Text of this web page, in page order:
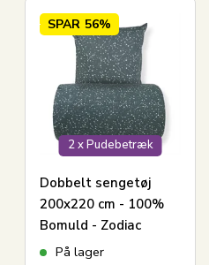
2 x Pudebetræk
SPAR 56%
Dobbelt sengetøj
200x220 cm - 100%
Bomuld - Zodiac
green - Vendbart med
På lager